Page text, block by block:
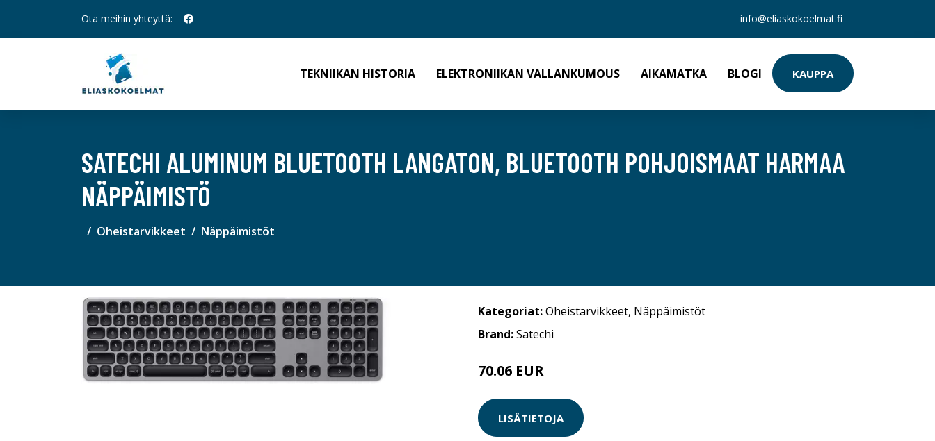
Ota meihin yhteyttä: info@eliaskokoelmat.fi
TEKNIIKAN HISTORIA ELEKTRONIIKAN VALLANKUMOUS AIKAMATKA BLOGI KAUPPA
SATECHI ALUMINUM BLUETOOTH LANGATON, BLUETOOTH POHJOISMAAT HARMAA
NÄPPÄIMISTÖ
Oheistarvikkeet Näppäimistöt
Kategoriat:Oheistarvikkeet, Näppäimistöt
Brand:Satechi
70.06 EUR
LISÄTIETOJA